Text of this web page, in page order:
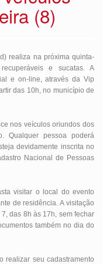
(8)
realiza na próxima quinta-
e sucatas. A
e on-line, através da Vip
das 10h, no município de
nos veículos oriundos dos
Qualquer pessoa poderá
devidamente inscrita no
Nacional de Pessoas
visitar o local do evento
de residência. A visitação
das 8h às 17h, sem fechar
também no dia do
realizar seu cadastramento